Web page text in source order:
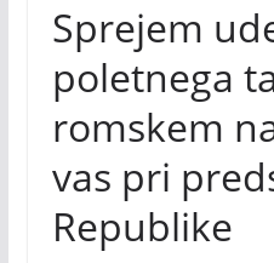
Sprejem
poletnega
romskem
vas pri
Republike